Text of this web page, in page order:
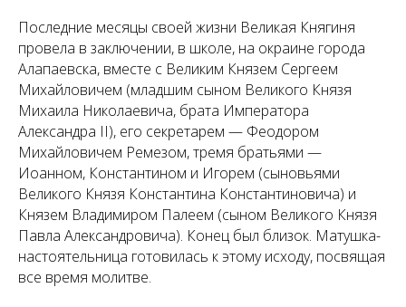
Последние месяцы своей жизни Великая Княгиня
провела в заключении, в школе, на окраине города
Алапаевска, вместе с Великим Князем Сергеем
Михайловичем (младшим сыном Великого Князя
Михаила Николаевича, брата Императора
Александра II), его секретарем — Феодором
Михайловичем Ремезом, тремя братьями —
Иоанном, Константином и Игорем (сыновьями
Великого Князя Константина Константиновича) и
Князем Владимиром Палеем (сыном Великого Князя
Павла Александровича). Конец был близок. Матушка-
настоятельница готовилась к этому исходу, посвящая
все время молитве.